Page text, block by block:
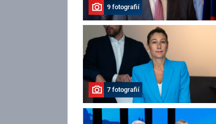
9 fotografií
7 fotografií